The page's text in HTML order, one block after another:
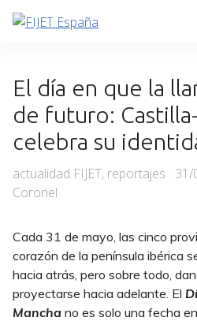
Skip
El día en que la
de futuro:
celebra su
Categories
actualidad FIJET, reportajes 31/
Coronel
Cada 31 de mayo, las cinco
corazón de la península ibérica
hacia atrás, pero sobre todo,
proyectarse hacia adelante. El
Mancha no es solo una fecha